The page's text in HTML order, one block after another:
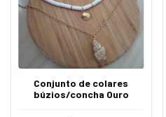
Conjunto de colares
búzios/concha Ouro